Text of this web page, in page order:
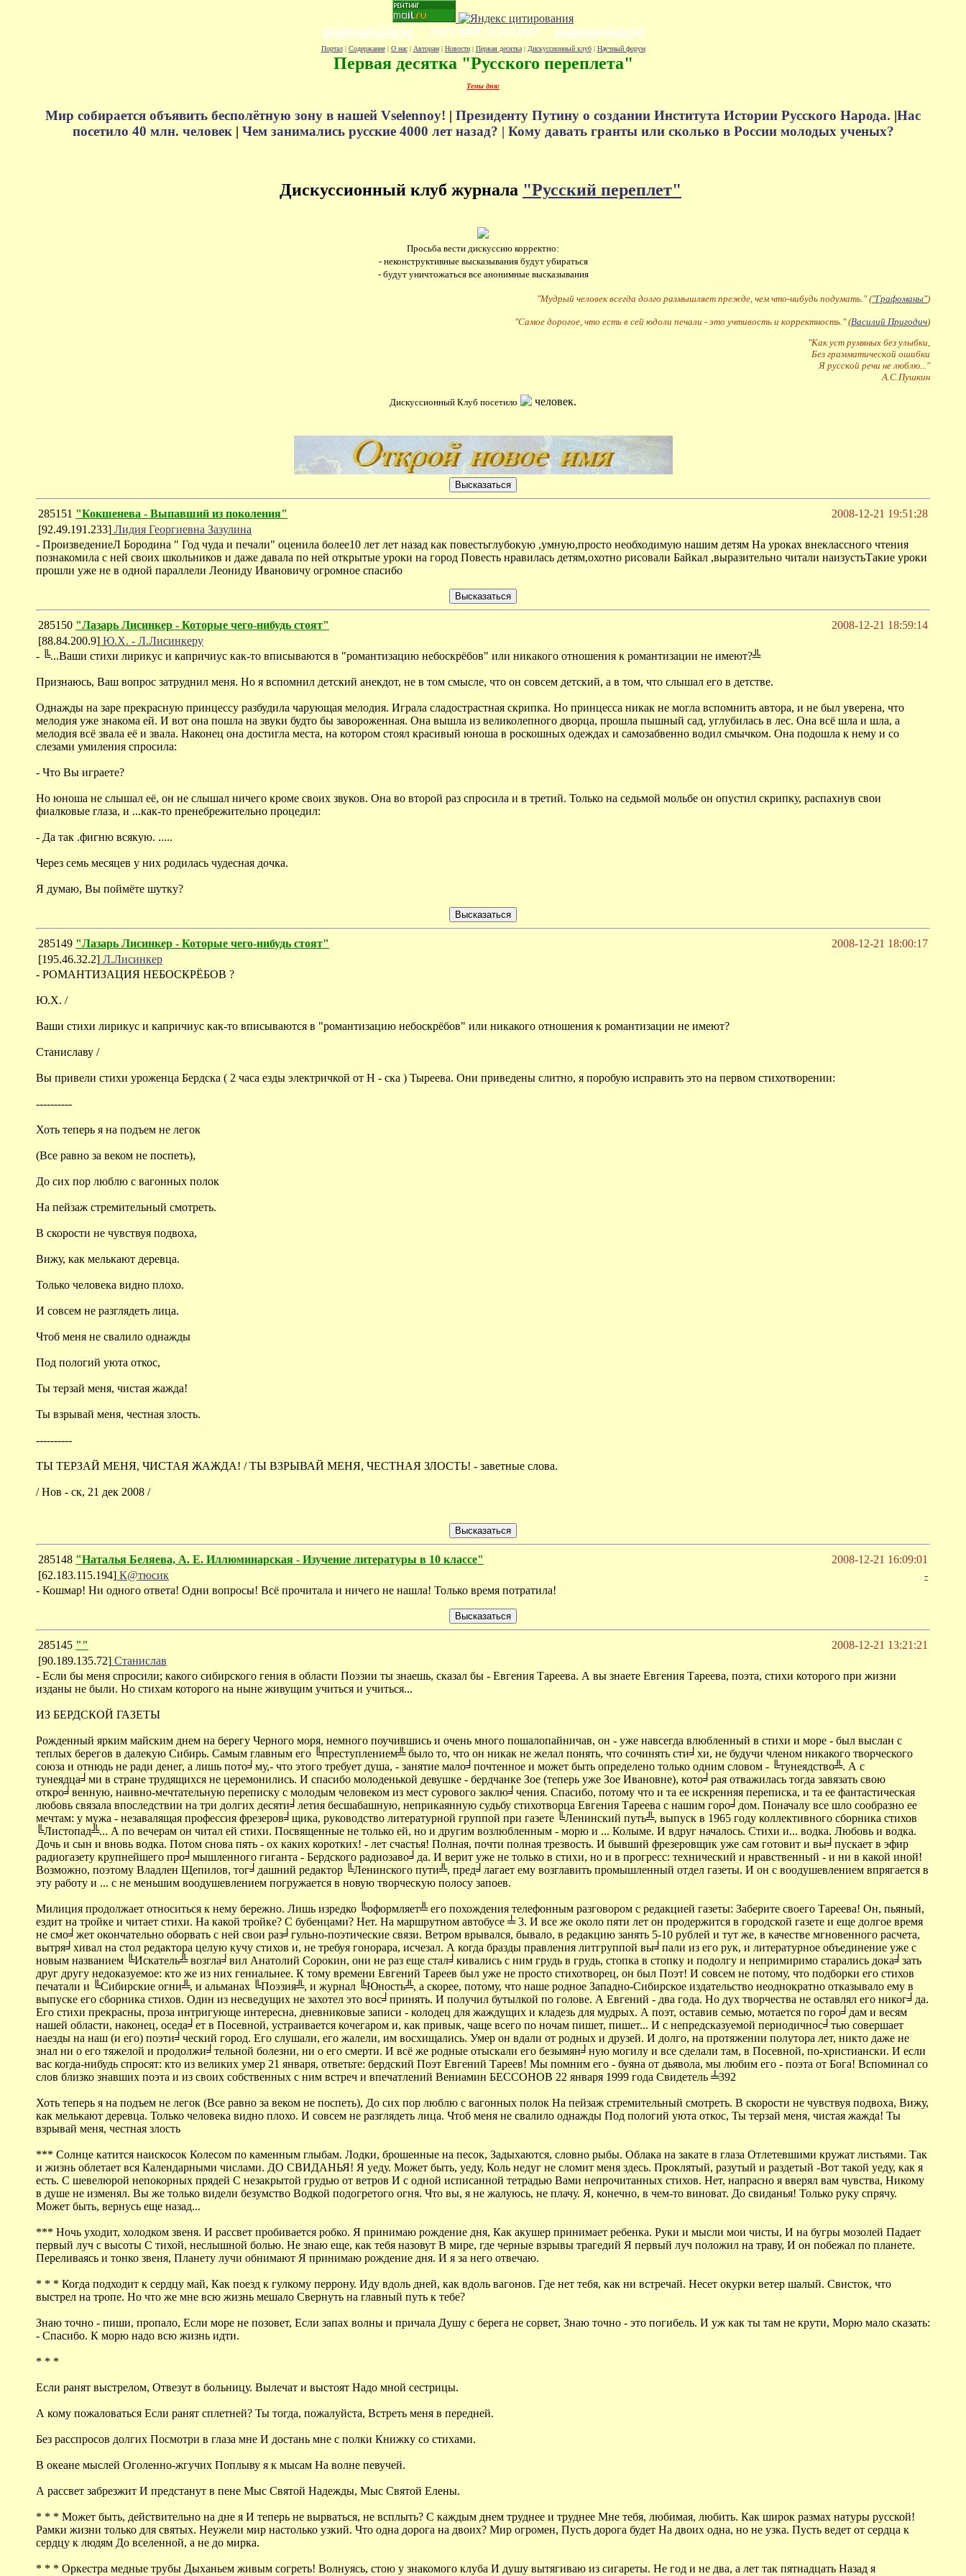
Портал| Содержание| О нас| Авторам| Новости| Первая десятка| Дискуссионный клуб| Научный форум
Первая десятка "Русского переплета"
Темы дня:
Мир собирается объявить бесполётную зону в нашей Vselennoy! | Президенту Путину о создании Института Истории Русского Народа. |Нас
посетило 40 млн. человек| Чем занимались русские 4000 лет назад? | Кому давать гранты или сколько в России молодых ученых?
Дискуссионный клуб журнала "Русский переплет"
Просьба вести дискуссию корректно:
- неконструктивные высказывания будут убираться
- будут уничтожаться все анонимные высказывания
"Мудрый человек всегда долго размышляет прежде, чем что-нибудь подумать." ("Графоманы")
"Самое дорогое, что есть в сей юдоли печали - это учтивость и корректность." (Василий Пригодич)
"Как уст румяных без улыбки,
Без грамматической ошибки
Я русской речи не люблю..."
А.С.Пушкин
Дискуссионный Клуб посетило человек.
285151 "Кокшенева - Выпавший из поколения"
2008-12-21 19:51:28
[92.49.191.233] Лидия Георгиевна Зазулина
- ПроизведениеЛ Бородина " Год чуда и печали" оценила более10 лет лет назад как повестьглубокую ,умную,просто необходимую нашим детям На уроках внеклассного чтения
познакомила с ней своих школьников и даже давала по ней открытые уроки на город Повесть нравилась детям,охотно рисовали Байкал ,выразительно читали наизустьТакие уроки
прошли уже не в одной параллели Леониду Ивановичу огромное спасибо
285150 "Лазарь Лисинкер - Которые чего-нибудь стоят"
2008-12-21 18:59:14
[88.84.200.9] Ю.Х. - Л.Лисинкеру
- ╚...Ваши стихи лирикус и капричиус как-то вписываются в "романтизацию небоскрёбов" или никакого отношения к романтизации не имеют?╩
Признаюсь, Ваш вопрос затруднил меня. Но я вспомнил детский анекдот, не в том смысле, что он совсем детский, а в том, что слышал его в детстве.
Однажды на заре прекрасную принцессу разбудила чарующая мелодия. Играла сладострастная скрипка. Но принцесса никак не могла вспомнить автора, и не был уверена, что
мелодия уже знакома ей. И вот она пошла на звуки будто бы завороженная. Она вышла из великолепного дворца, прошла пышный сад, углубилась в лес. Она всё шла и шла, а
мелодия всё звала её и звала. Наконец она достигла места, на котором стоял красивый юноша в роскошных одеждах и самозабвенно водил смычком. Она подошла к нему и со
слезами умиления спросила:
- Что Вы играете?
Но юноша не слышал её, он не слышал ничего кроме своих звуков. Она во второй раз спросила и в третий. Только на седьмой мольбе он опустил скрипку, распахнув свои
фиалковые глаза, и ...как-то пренебрежительно процедил:
- Да так .фигню всякую. .....
Через семь месяцев у них родилась чудесная дочка.
Я думаю, Вы поймёте шутку?
285149 "Лазарь Лисинкер - Которые чего-нибудь стоят"
2008-12-21 18:00:17
[195.46.32.2] Л.Лисинкер
- РОМАНТИЗАЦИЯ НЕБОСКРЁБОВ ?
Ю.Х. /
Ваши стихи лирикус и капричиус как-то вписываются в "романтизацию небоскрёбов" или никакого отношения к романтизации не имеют?
Станиславу /
Вы привели стихи уроженца Бердска ( 2 часа езды электричкой от Н - ска ) Тыреева. Они приведены слитно, я поробую исправить это на первом стихотворении:
----------
Хоть теперь я на подъем не легок
(Все равно за веком не поспеть),
До сих пор люблю с вагонных полок
На пейзаж стремительный смотреть.
В скорости не чувствуя подвоха,
Вижу, как мелькают деревца.
Только человека видно плохо.
И совсем не разглядеть лица.
Чтоб меня не свалило однажды
Под пологий уюта откос,
Ты терзай меня, чистая жажда!
Ты взрывай меня, честная злость.
----------
ТЫ ТЕРЗАЙ МЕНЯ, ЧИСТАЯ ЖАЖДА! / ТЫ ВЗРЫВАЙ МЕНЯ, ЧЕСТНАЯ ЗЛОСТЬ! - заветные слова.
/ Нов - ск, 21 дек 2008 /
285148 "Наталья Беляева, А. Е. Иллюминарская - Изучение литературы в 10 классе"
2008-12-21 16:09:01
[62.183.115.194] К@тюсик
-
- Кошмар! Ни одного ответа! Одни вопросы! Всё прочитала и ничего не нашла! Только время потратила!
285145 ""
2008-12-21 13:21:21
[90.189.135.72] Станислав
- Если бы меня спросили; какого сибирского гения в области Поэзии ты знаешь, сказал бы - Евгения Тареева. А вы знаете Евгения Тареева, поэта, стихи которого при жизни
изданы не были. Но стихам которого на ныне живущим учиться и учиться...
ИЗ БЕРДСКОЙ ГАЗЕТЫ
Рожденный ярким майским днем на берегу Черного моря, немного поучившись и очень много пошалопайничав, он - уже навсегда влюбленный в стихи и море - был выслан с
теплых берегов в далекую Сибирь. Самым главным его ╚преступлением╩ было то, что он никак не желал понять, что сочинять сти╛хи, не будучи членом никакого творческого
союза и отнюдь не ради денег, а лишь пото╛му,- что этого требует душа, - занятие мало╛почтенное и может быть определено только одним словом - ╚тунеядство╩. А с
тунеядца╛ми в стране трудящихся не церемонились. И спасибо молоденькой девушке - бердчанке Зое (теперь уже Зое Ивановне), кото╛рая отважилась тогда завязать свою
откро╛венную, наивно-мечтательную переписку с молодым человеком из мест сурового заклю╛чения. Спасибо, потому что и та ее искренняя переписка, и та ее фантастическая
любовь связала впоследствии на три долгих десяти╛летия бесшабашную, неприкаянную судьбу стихотворца Евгения Тареева с нашим горо╛дом. Поначалу все шло сообразно ее
мечтам: у мужа - незавалящая профессия фрезеров╛щика, руководство литературной группой при газете ╚Ленинский путь╩, выпуск в 1965 году коллективного сборника стихов
╚Листопад╩... А по вечерам он читал ей стихи. Посвященные не только ей, но и другим возлюбленным - морю и ... Колыме. И вдруг началось. Стихи и... водка. Любовь и водка.
Дочь и сын и вновь водка. Потом снова пять - ох каких коротких! - лет счастья! Полная, почти полная трезвость. И бывший фрезеровщик уже сам готовит и вы╛пускает в эфир
радиогазету крупнейшего про╛мышленного гиганта - Бердского радиозаво╛да. И верит уже не только в стихи, но и в прогресс: технический и нравственный - и ни в какой иной!
Возможно, поэтому Владлен Щепилов, тог╛дашний редактор ╚Ленинского пути╩, пред╛лагает ему возглавить промышленный отдел газеты. И он с воодушевлением впрягается в
эту работу и ... с не меньшим воодушевлением погружается в новую творческую полосу запоев.
Милиция продолжает относиться к нему бережно. Лишь изредко ╚оформляет╩ его похождения телефонным разговором с редакцией газеты: Заберите своего Тареева! Он, пьяный,
ездит на тройке и читает стихи. На какой тройке? С бубенцами? Нет. На маршрутном автобусе ╧ 3. И все же около пяти лет он продержится в городской газете и еще долгое время
не смо╛жет окончательно оборвать с ней свои раз╛гульно-поэтические связи. Ветром врывался, бывало, в редакцию занять 5-10 рублей и тут же, в качестве мгновенного расчета,
вытря╛хивал на стол редактора целую кучу стихов и, не требуя гонорара, исчезал. А когда бразды правления литгруппой вы╛пали из его рук, и литературное объединение уже с
новым названием ╚Искатель╩ возгла╛вил Анатолий Сорокин, они не раз еще стал╛кивались с ним грудь в грудь, стопка в стопку и подолгу и непримиримо старались дока╛зать
друг другу недоказуемое: кто же из них гениальнее. К тому времени Евгений Тареев был уже не просто стихотворец, он был Поэт! И совсем не потому, что подборки его стихов
печатали и ╚Сибирские огни╩, и альманах ╚Поэзия╩, и журнал ╚Юность╩, а скорее, потому, что наше родное Западно-Сибирское издательство неоднократно отказывало ему в
выпуске его сборника стихов. Один из несведущих не захотел это вос╛принять. И получил бутылкой по голове. А Евгений - два года. Но дух творчества не оставлял его никог╛да.
Его стихи прекрасны, проза интригующе интересна, дневниковые записи - колодец для жаждущих и кладезь для мудрых. А поэт, оставив семью, мотается по горо╛дам и весям
нашей области, наконец, оседа╛ет в Посевной, устраивается кочегаром и, как привык, чаще всего по ночам пишет, пишет... И с непредсказуемой периодичнос╛тью совершает
наезды на наш (и его) поэти╛ческий город. Его слушали, его жалели, им восхищались. Умер он вдали от родных и друзей. И долго, на протяжении полутора лет, никто даже не
знал ни о его тяжелой и продолжи╛тельной болезни, ни о его смерти. И всё же родные отыскали его безымян╛ную могилу и все сделали там, в Посевной, по-христиански. И если
вас когда-нибудь спросят: кто из великих умер 21 января, ответьте: бердский Поэт Евгений Тареев! Мы помним его - буяна от дьявола, мы любим его - поэта от Бога! Вспоминал со
слов близко знавших поэта и из своих собственных с ним встреч и впечатлений Вениамин БЕССОНОВ 22 января 1999 года Свидетель ╧392
Хоть теперь я на подъем не легок (Все равно за веком не поспеть), До сих пор люблю с вагонных полок На пейзаж стремительный смотреть. В скорости не чувствуя подвоха, Вижу,
как мелькают деревца. Только человека видно плохо. И совсем не разглядеть лица. Чтоб меня не свалило однажды Под пологий уюта откос, Ты терзай меня, чистая жажда! Ты
взрывай меня, честная злость
*** Солнце катится наискосок Колесом по каменным глыбам. Лодки, брошенные на песок, Задыхаются, словно рыбы. Облака на закате в глаза Отлетевшими кружат листьями. Так
и жизнь облетает вся Календарными числами. ДО СВИДАНЬЯ! Я уеду. Может быть, уеду, Коль недуг не сломит меня здесь. Проклятый, разутый и раздетый -Вот такой уеду, как я
есть. С шевелюрой непокорных прядей С незакрытой грудью от ветров И с одной исписанной тетрадью Вами непрочитанных стихов. Нет, напрасно я вверял вам чувства, Никому
в душе не изменял. Вы же только видели безумство Водкой подогретого огня. Что вы, я не жалуюсь, не плачу. Я, конечно, в чем-то виноват. До свиданья! Только руку спрячу.
Может быть, вернусь еще назад...
*** Ночь уходит, холодком звеня. И рассвет пробивается робко. Я принимаю рождение дня, Как акушер принимает ребенка. Руки и мысли мои чисты, И на бугры мозолей Падает
первый луч с высоты С тихой, неслышной болью. Не знаю еще, как тебя назовут В мире, где черные взрывы трагедий Я первый луч положил на траву, И он побежал по планете.
Переливаясь и тонко звеня, Планету лучи обнимают Я принимаю рождение дня. И я за него отвечаю.
* * * Когда подходит к сердцу май, Как поезд к гулкому перрону. Иду вдоль дней, как вдоль вагонов. Где нет тебя, как ни встречай. Несет окурки ветер шалый. Свисток, что
выстрел на тропе. Но что же мне всю жизнь мешало Свернуть на главный путь к тебе?
Знаю точно - пиши, пропало, Если море не позовет, Если запах волны и причала Душу с берега не сорвет, Знаю точно - это погибель. И уж как ты там не крути, Морю мало сказать:
- Спасибо. К морю надо всю жизнь идти.
* * *
Если ранят выстрелом, Отвезут в больницу. Вылечат и выстоят Надо мной сестрицы.
А кому пожаловаться Если ранят сплетней? Ты тогда, пожалуйста, Встреть меня в передней.
Без расспросов долгих Посмотри в глаза мне И достань мне с полки Книжку со стихами.
В океане мыслей Оголенно-жгучих Поплыву я к мысам На волне певучей.
А рассвет забрезжит И предстанут в пене Мыс Святой Надежды, Мыс Святой Елены.
* * * Может быть, действительно на дне я И теперь не вырваться, не всплыть? С каждым днем труднее и труднее Мне тебя, любимая, любить. Как широк размах натуры русской!
Рамки жизни только для святых. Неужели мир настолько узкий. Что одна дорога на двоих? Мир огромен, Пусть дорога будет На двоих одна, но не узка. Пусть ведет от сердца к
сердцу к людям До вселенной, а не до мирка.
* * * Оркестра медные трубы Дыханьем живым согреть! Волнуясь, стою у знакомого клуба И душу вытягиваю из сигареты. Не год и не два, а лет так пятнадцать Назад я